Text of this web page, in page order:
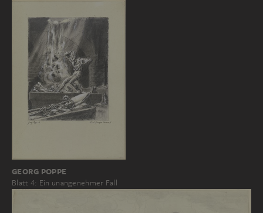
GEORG POPPE
Blatt 4: Ein unangenehmer Fall